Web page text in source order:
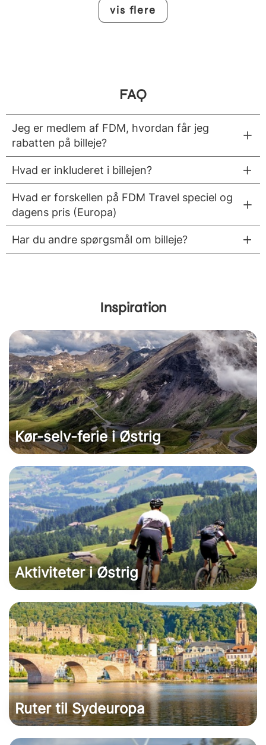
vis flere
FAQ
Jeg er medlem af FDM, hvordan får jeg
rabatten på billeje?
Hvad er inkluderet i billejen?
Hvad er forskellen på FDM Travel speciel og
dagens pris (Europa)
Har du andre spørgsmål om billeje?
Inspiration
Kør-selv-ferie i Østrig
Aktiviteter i Østrig
Ruter til Sydeuropa